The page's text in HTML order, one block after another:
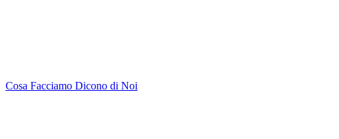
Cosa Facciamo Dicono di Noi